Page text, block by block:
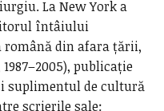
La New York a
întâiului
din afara țării,
publicație
suplimentul de cultură
scrierile sale: